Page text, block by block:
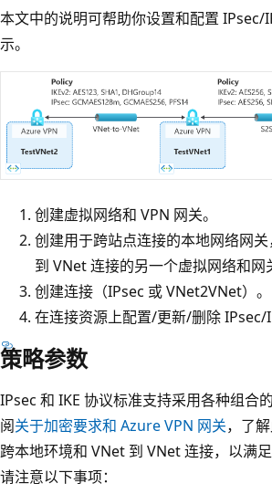
本文中的说明可帮助你设置和配置 IPsec/
示。
创建虚拟网络和 VPN 网关。
创建用于跨站点连接的本地网络网
到 VNet 连接的另一个虚拟网络和网
创建连接（IPsec 或 VNet2VNet）。
在连接资源上配置/更新/删除 IPsec/
策略参数
IPsec 和 IKE 协议标准支持采用各种组合
阅关于加密要求和 Azure VPN 网关，了
跨本地环境和 VNet 到 VNet 连接，以满
请注意以下事项：